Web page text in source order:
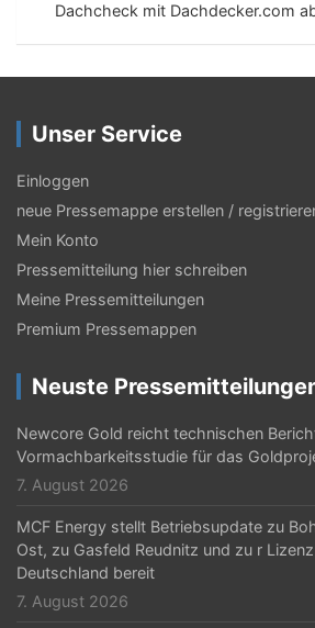
t
r
a
g
s
-
N
a
v
i
g
a
t
i
o
n
Dachcheck mit Dachdecker.com
Unser Service
Einloggen
neue Pressemappe erstellen /
Mein Konto
Pressemitteilung hier schreiben
Meine Pressemitteilungen
Premium Pressemappen
Neuste
Newcore Gold reicht technischen
Vormachbarkeitsstudie für das
7. August 2026
MCF Energy stellt Betriebsupdate zu
Ost, zu Gasfeld Reudnitz und zu r
Deutschland bereit
7. August 2026